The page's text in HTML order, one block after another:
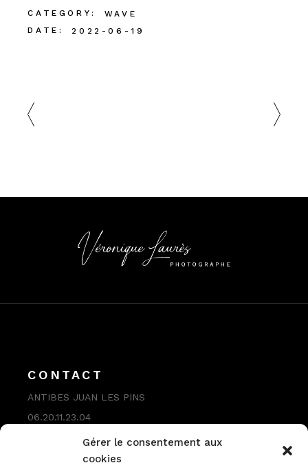
Gérer le consentement aux
cookies
CATEGORY:
WAVE
DATE:
2022-06-19
CONTACT
ANTIBES JUAN LES PINS
06.20.11.23.04
contact@veroniquelaures.com